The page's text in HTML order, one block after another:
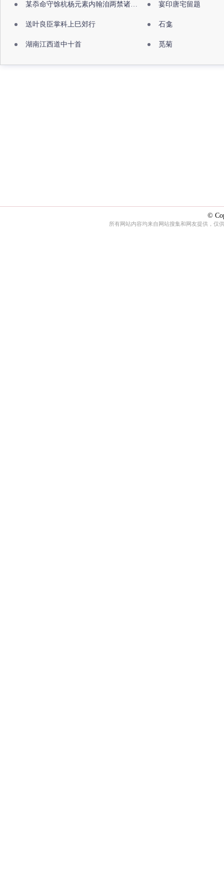
某忝命守馀杭杨元素内翰洎两禁诸公出祖佛寺 宴印唐宅留题
送叶良臣掌科上巳郊行 石龛
湖南江西道中十首 觅菊
©
所有网站内容均来自网站搜集和网友提供，仅